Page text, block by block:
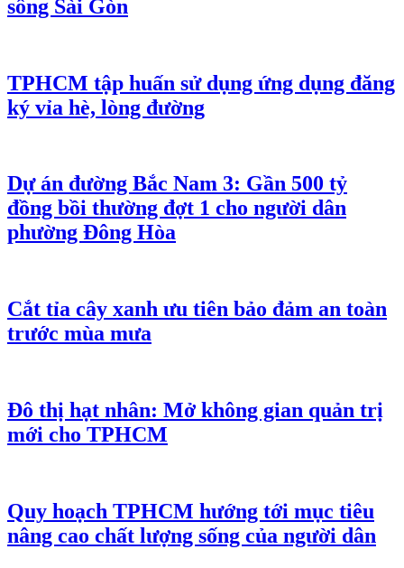
sông Sài Gòn
TPHCM tập huấn sử dụng ứng dụng đăng
ký vỉa hè, lòng đường
Dự án đường Bắc Nam 3: Gần 500 tỷ
đồng bồi thường đợt 1 cho người dân
phường Đông Hòa
Cắt tỉa cây xanh ưu tiên bảo đảm an toàn
trước mùa mưa
Đô thị hạt nhân: Mở không gian quản trị
mới cho TPHCM
Quy hoạch TPHCM hướng tới mục tiêu
nâng cao chất lượng sống của người dân